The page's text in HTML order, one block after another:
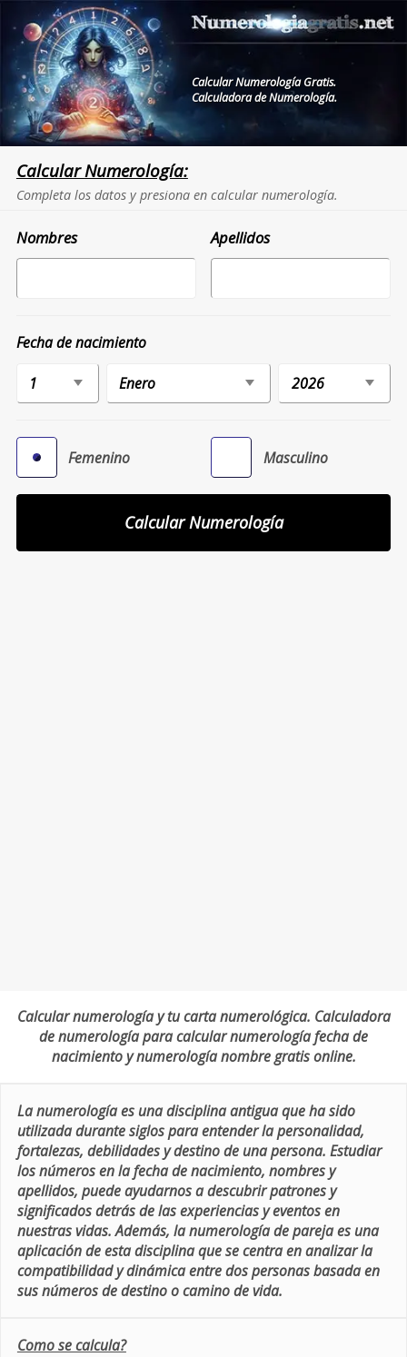
Calcular Numerología Gratis.
Calculadora de Numerología.
Calcular Numerología:
Completa los datos y presiona en calcular numerología.
Nombres Apellidos
Fecha de nacimiento
Femenino Masculino
Calcular numerología y tu carta numerológica. Calculadora
de numerología para calcular numerología fecha de
nacimiento y numerología nombre gratis online.
La numerología es una disciplina antigua que ha sido
utilizada durante siglos para entender la personalidad,
fortalezas, debilidades y destino de una persona. Estudiar
los números en la fecha de nacimiento, nombres y
apellidos, puede ayudarnos a descubrir patrones y
significados detrás de las experiencias y eventos en
nuestras vidas. Además, la numerología de pareja es una
aplicación de esta disciplina que se centra en analizar la
compatibilidad y dinámica entre dos personas basada en
sus números de destino o camino de vida.
Como se calcula?